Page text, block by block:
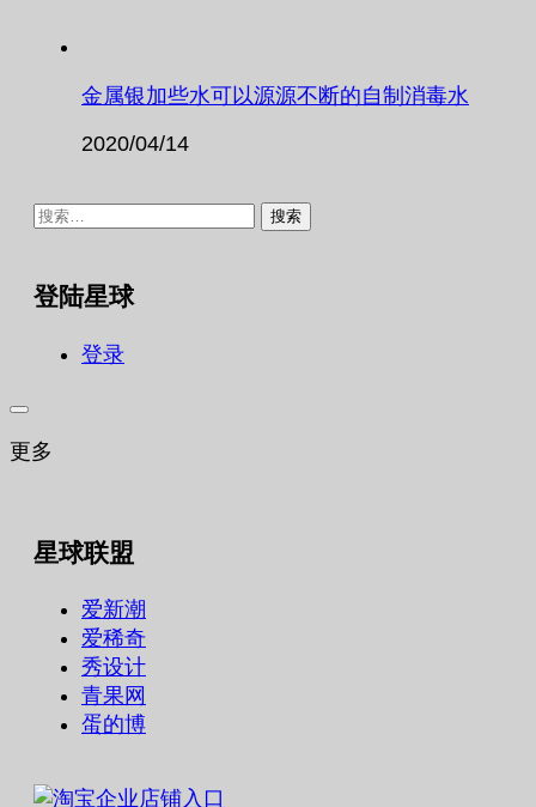
金属银加些水可以源源不断的自制消毒水
2020/04/14
搜
登陆星球
登录
更多
星球联盟
爱新潮
爱稀奇
秀设计
青果网
蛋的博